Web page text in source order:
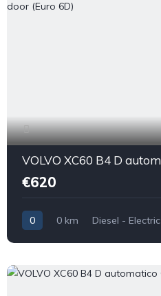
€620
0 0 km Diesel - Electric